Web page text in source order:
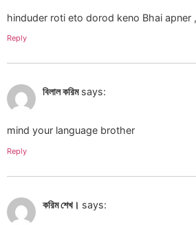
hinduder roti eto dorod keno Bhai apner
Reply
বিলাল করিম says:
mind your language brother
Reply
করিম শেখ। says: